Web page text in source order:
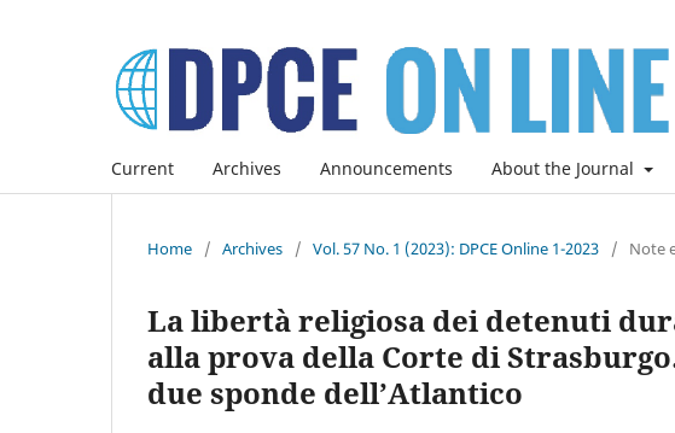
Current Archives Announcements About the Journal
Home / Archives / Vol. 57 No. 1 (2023): DPCE Online 1-2023 / Note
La libertà religiosa dei detenuti
alla prova della Corte di
due sponde dell’Atlantico